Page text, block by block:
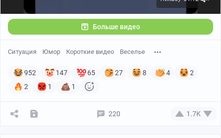
Больше видео
Ситуация Юмор Короткие видео Веселье
952 147 65 27 8 4
2
2
1 1
220 1.7K